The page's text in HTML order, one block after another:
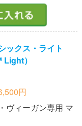
ックス・ライト
）
円
ヴィーガン専用 マ